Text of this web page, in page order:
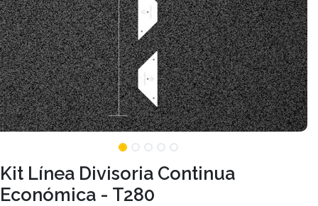
Kit Línea Divisoria Continua
Económica - T280